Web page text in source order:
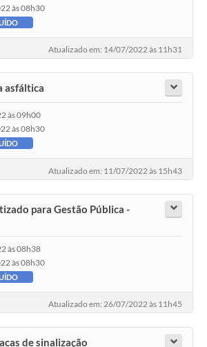
às 08h30
Atualizado em: 14/07/2022 às 11h31
asfáltica
às 09h00
às 08h30
Atualizado em: 11/07/2022 às 15h43
para Gestão Pública -
às 08h38
às 08h30
Atualizado em: 26/07/2022 às 11h45
de sinalização